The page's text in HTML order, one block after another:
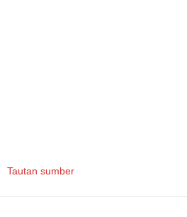
Tautan sumber